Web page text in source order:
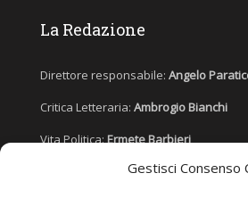
Gestisci Consenso
La Redazione
Direttore responsabile: Angelo
Critica Letteraria: Ambrogio Bianchi
Vita Politica: Ermete Barbieri
Costume e moda:Ada Simoni